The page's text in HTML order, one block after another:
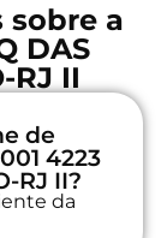
sobre a
DAS
RJ II
de
4223
RJ II?
da